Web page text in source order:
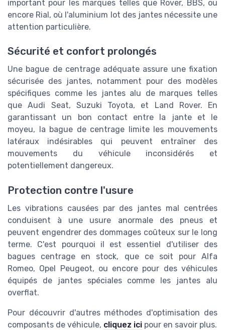
important pour les marques telles que Rover, BBS, ou
encore Rial, où l'aluminium lot des jantes nécessite une
attention particulière.
Sécurité et confort prolongés
Une bague de centrage adéquate assure une fixation
sécurisée des jantes, notamment pour des modèles
spécifiques comme les jantes alu de marques telles
que Audi Seat, Suzuki Toyota, et Land Rover. En
garantissant un bon contact entre la jante et le
moyeu, la bague de centrage limite les mouvements
latéraux indésirables qui peuvent entraîner des
mouvements du véhicule inconsidérés et
potentiellement dangereux.
Protection contre l'usure
Les vibrations causées par des jantes mal centrées
conduisent à une usure anormale des pneus et
peuvent engendrer des dommages coûteux sur le long
terme. C'est pourquoi il est essentiel d'utiliser des
bagues centrage en stock, que ce soit pour Alfa
Romeo, Opel Peugeot, ou encore pour des véhicules
équipés de jantes spéciales comme les jantes alu
overflat.
Pour découvrir d'autres méthodes d'optimisation des
composants de véhicule, cliquez ici pour en savoir plus.